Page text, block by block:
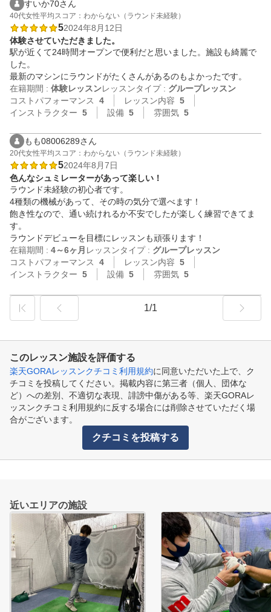
すいか70さん
40代女性平均スコア：わからない（ラウンド未経験）
52024年8月12日
体験させていただきました。
駅が近くて24時間オープンで便利だと思いました。施設も綺麗で
した。
最新のマシンにラウンドがたくさんがあるのもよかったです。
在籍期間 : 体験レッスンレッスンタイプ : グループレッスン
コストパフォーマンス
4 レッスン内容 5
インストラクター 5 設備 5 雰囲気 5
もも08006289さん
20代女性平均スコア：わからない（ラウンド未経験）
52024年8月7日
色んなシュミレーターがあって楽しい！
ラウンド未経験の初心者です。
4種類の機械があって、その時の気分で選べます！
飽き性なので、通い続けれるか不安でしたが楽しく練習できてま
す。
ラウンドデビューを目標にレッスンも頑張ります！
在籍期間 : 4～6ヶ月 レッスンタイプ : グループレッスン
コストパフォーマンス
4 レッスン内容 5
インストラクター 5 設備 5 雰囲気 5
1/1
このレッスン施設を評価する
楽天GORAレッスンクチコミ利用規約に同意いただいた上で、ク
チコミを投稿してください。掲載内容に第三者（個人、団体な
ど）への差別、不適切な表現、誹謗中傷がある等、楽天GORAレ
ッスンクチコミ利用規約に反する場合には削除させていただく場
合がございます。
クチコミを投稿する
近いエリアの施設